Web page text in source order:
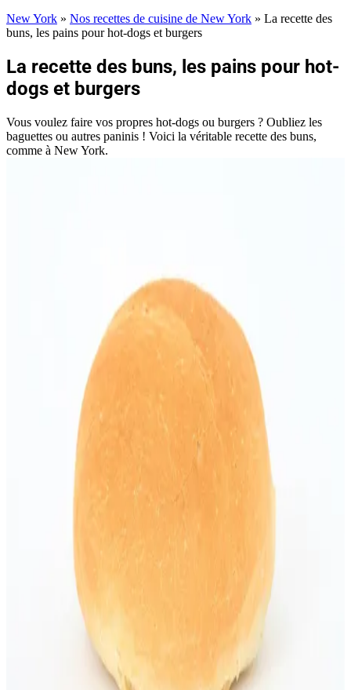
New York » Nos recettes de cuisine de New York » La recette des
buns, les pains pour hot-dogs et burgers
La recette des buns, les pains pour hot-
dogs et burgers
Vous voulez faire vos propres hot-dogs ou burgers ? Oubliez les
baguettes ou autres paninis ! Voici la véritable recette des buns,
comme à New York.